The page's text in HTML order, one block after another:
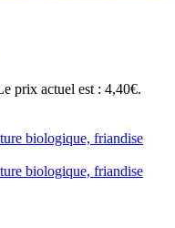
prix actuel est : 4,40€.